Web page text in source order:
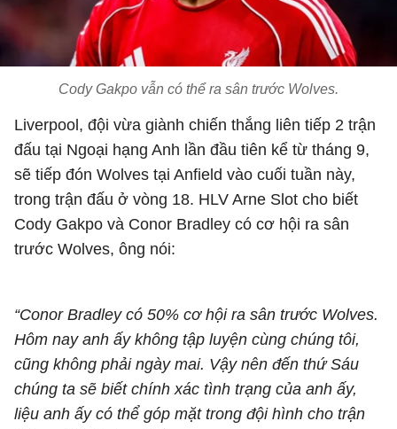
Cody Gakpo vẫn có thể ra sân trước Wolves.
Liverpool, đội vừa giành chiến thắng liên tiếp 2 trận
đấu tại Ngoại hạng Anh lần đầu tiên kể từ tháng 9,
sẽ tiếp đón Wolves tại Anfield vào cuối tuần này,
trong trận đấu ở vòng 18. HLV Arne Slot cho biết
Cody Gakpo và Conor Bradley có cơ hội ra sân
trước Wolves, ông nói:
“Conor Bradley có 50% cơ hội ra sân trước Wolves.
Hôm nay anh ấy không tập luyện cùng chúng tôi,
cũng không phải ngày mai. Vậy nên đến thứ Sáu
chúng ta sẽ biết chính xác tình trạng của anh ấy,
liệu anh ấy có thể góp mặt trong đội hình cho trận